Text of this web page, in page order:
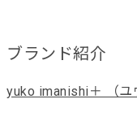
ブランド紹介
yuko imanishi＋ （ユ